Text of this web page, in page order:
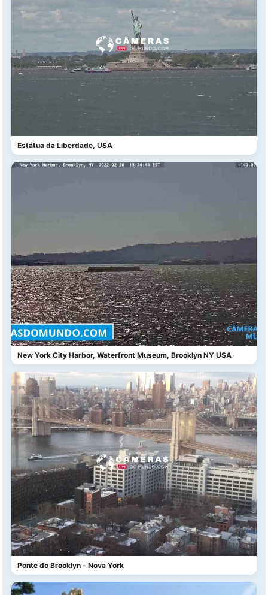
Estátua da Liberdade, USA
New York City Harbor, Waterfront Museum, Brooklyn NY USA
Ponte do Brooklyn – Nova York